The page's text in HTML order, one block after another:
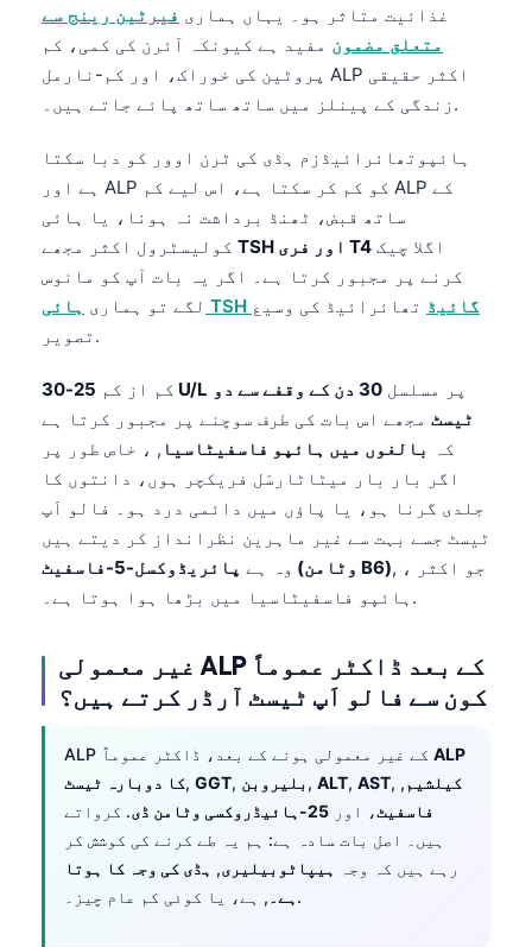
غذائیت متاثر ہو۔ یہاں ہماری فیرٹین رینج سے
متعلق مضمون مفید ہے کیونکہ آئرن کی کمی، کم
پروٹین کی خوراک، اور کم-نارمل ALP اکثر حقیقی
زندگی کے پینلز میں ساتھ ساتھ پائے جاتے ہیں۔.
ہائپوتھائرائیڈزم ہڈی کی ٹرن اوور کو دبا سکتا
ہے اور ALP کو کم کر سکتا ہے، اس لیے کم ALP کے
ساتھ قبض، ٹھنڈ برداشت نہ ہونا، یا ہائی
TSH اور فری T4
کرنے پر مجبور کرتا ہے۔ اگر یہ بات آپ کو مانوس
لگے تو ہماری
ہائی TSH گائیڈ تھائرائیڈ کی وسیع
تصویر.
کم از کم 25-30 U/L پر مسلسل
30 دن کے وقفے سے دو
ٹیسٹ مجھے اس بات کی طرف سوچنے پر مجبور کرتا ہے
کہ بالغوں میں ہائپو فاسفیٹاسیا , ، خاص طور پر
اگر بار بار میٹاٹارسَل فریکچر ہوں، دانتوں کا
جلدی گرنا ہو، یا پاؤں میں دائمی درد ہو۔ فالو اَپ
ٹیسٹ جسے بہت سے غیر ماہرین نظرانداز کر دیتے ہیں
وہ ہے
پائریڈوکسل-5-فاسفیٹ (وٹامن B6), ، جو اکثر
ہائپو فاسفیٹاسیا میں بڑھا ہوا ہوتا ہے۔.
غیر معمولی ALP کے بعد ڈاکٹر عموماً
کون سے فالو اَپ ٹیسٹ آرڈر کرتے ہیں؟
ALP
کا دوبارہ ٹیسٹ, GGT, بلیروبن , ALT, AST, کیلشیم,
فاسفیٹ، اور 25-ہائیڈروکسی وٹامن ڈی
. کرواتے
ہیں۔ اصل بات سادہ ہے: ہم یہ طے کرنے کی کوشش کر
رہے ہیں کہ وجہ
ہیپاٹوبیلیری, ہڈی کی وجہ کا ہوتا
ہے۔ , ہے، یا کوئی کم عام چیز۔.